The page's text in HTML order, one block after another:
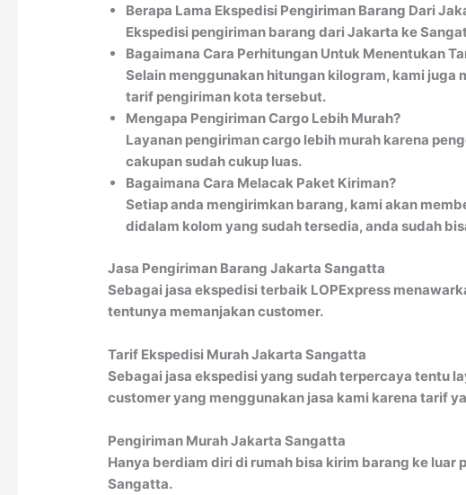
Berapa Lama Ekspedisi Pengiriman Barang Dari
Ekspedisi pengiriman barang dari Jakarta ke
Bagaimana Cara Perhitungan Untuk Menentukan
Selain menggunakan hitungan kilogram, kami
tarif pengiriman kota tersebut.
Mengapa Pengiriman Cargo Lebih Murah?
Layanan pengiriman cargo lebih murah karena
cakupan sudah cukup luas.
Bagaimana Cara Melacak Paket Kiriman?
Setiap anda mengirimkan barang, kami akan
didalam kolom yang sudah tersedia, anda sudah
Jasa Pengiriman Barang Jakarta Sangatta
Sebagai jasa ekspedisi terbaik LOPExpress
tentunya memanjakan customer.
Tarif Ekspedisi Murah Jakarta Sangatta
Sebagai jasa ekspedisi yang sudah terpercaya tentu
customer yang menggunakan jasa kami karena tarif
Pengiriman Murah Jakarta Sangatta
Hanya berdiam diri di rumah bisa kirim barang ke
Sangatta.